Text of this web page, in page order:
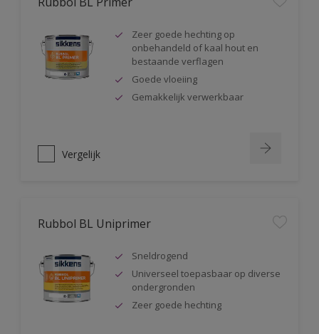
Zeer goede hechting op
onbehandeld of kaal hout en
bestaande verflagen
Goede vloeiing
Gemakkelijk verwerkbaar
Vergelijk
Rubbol BL Uniprimer
Sneldrogend
Universeel toepasbaar op diverse
ondergronden
Zeer goede hechting